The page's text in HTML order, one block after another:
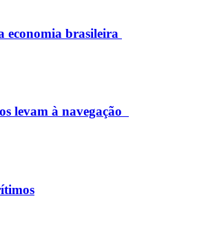
economia brasileira
levam à navegação